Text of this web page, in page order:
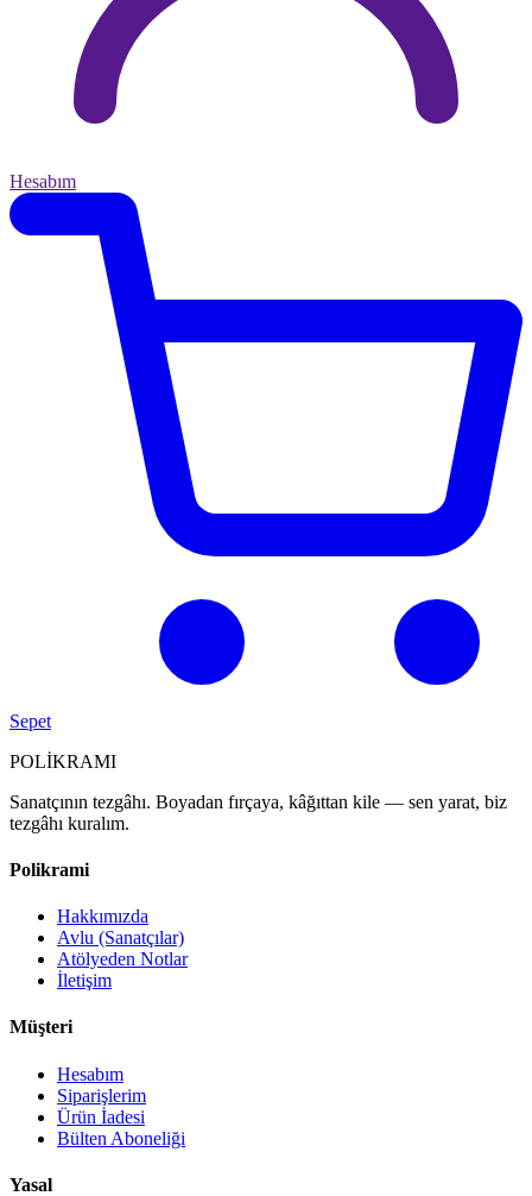
Hesabım
Sepet
POLİKRAMI
Sanatçının tezgâhı. Boyadan fırçaya, kâğıttan kile — sen yarat, biz
tezgâhı kuralım.
Polikrami
Hakkımızda
Avlu (Sanatçılar)
Atölyeden Notlar
İletişim
Müşteri
Hesabım
Siparişlerim
Ürün İadesi
Bülten Aboneliği
Yasal